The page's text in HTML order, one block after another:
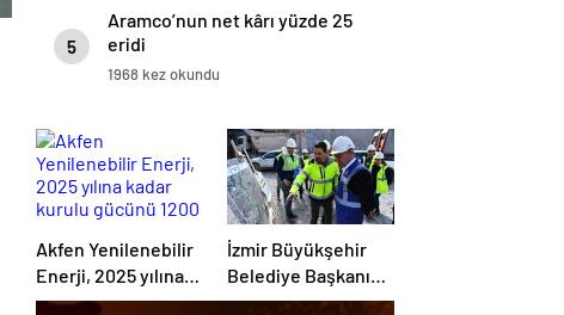
5
Aramco’nun net kârı yüzde 25
eridi
1968 kez okundu
Akfen Yenilenebilir
Enerji, 2025 yılına
kadar kurulu
İzmir Büyükşehir
Belediye Başkanı
Tunç Soyer Buca